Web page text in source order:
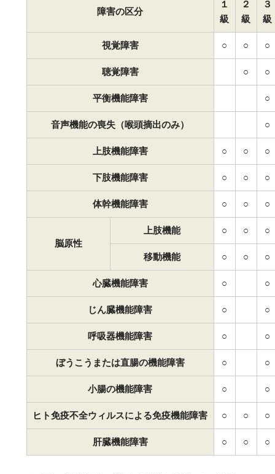
障害の区分
１
級
２
級
３
級
視覚障害 ○ ○ ○
聴覚障害 ○ ○
平衡機能障害 ○
音声機能の喪失（喉頭摘出のみ） ○
上肢機能障害 ○ ○ ○
下肢機能障害 ○ ○ ○
体幹機能障害 ○ ○ ○
脳原性
上肢機能 ○ ○ ○
移動機能 ○ ○ ○
心臓機能障害 ○ ○
じん臓機能障害 ○ ○
呼吸器機能障害 ○ ○
ぼうこうまたは直腸の機能障害 ○ ○
小腸の機能障害 ○ ○
ヒト免疫不全ウィルスによる免疫機能障害 ○ ○ ○
肝臓機能障害 ○ ○ ○